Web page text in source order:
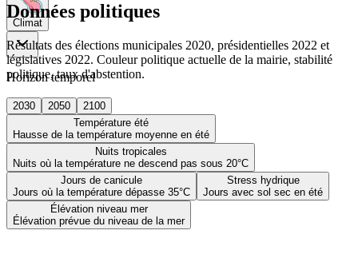
Climat
Horizon temporel
2030 2050
2100
Température été
Hausse de la température moyenne en été
Nuits tropicales
Nuits où la température ne descend pas sous 20°C
Jours de canicule
Jours où la température dépasse 35°C
Stress hydrique
Jours avec sol sec en été
Élévation niveau mer
Élévation prévue du niveau de la mer
Données politiques
Résultats des élections municipales 2020, présidentielles 2022 et
législatives 2022. Couleur politique actuelle de la mairie, stabilité
politique, taux d'abstention.